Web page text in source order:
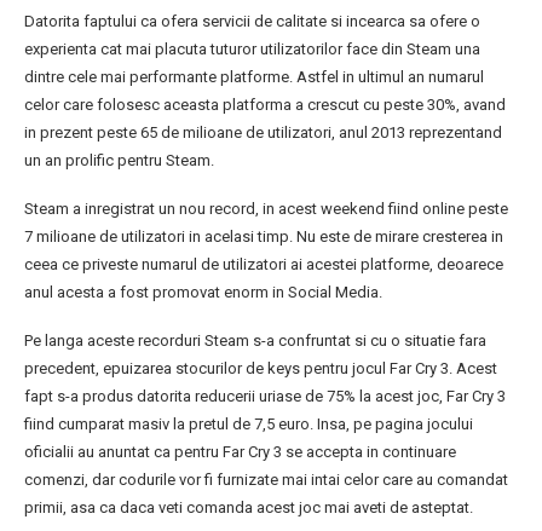
Datorita faptului ca ofera servicii de calitate si incearca sa ofere o
experienta cat mai placuta tuturor utilizatorilor face din Steam una
dintre cele mai performante platforme. Astfel in ultimul an numarul
celor care folosesc aceasta platforma a crescut cu peste 30%, avand
in prezent peste 65 de milioane de utilizatori, anul 2013 reprezentand
un an prolific pentru Steam.
Steam a inregistrat un nou record, in acest weekend fiind online peste
7 milioane de utilizatori in acelasi timp. Nu este de mirare cresterea in
ceea ce priveste numarul de utilizatori ai acestei platforme, deoarece
anul acesta a fost promovat enorm in Social Media.
Pe langa aceste recorduri Steam s-a confruntat si cu o situatie fara
precedent, epuizarea stocurilor de keys pentru jocul Far Cry 3. Acest
fapt s-a produs datorita reducerii uriase de 75% la acest joc, Far Cry 3
fiind cumparat masiv la pretul de 7,5 euro. Insa, pe pagina jocului
oficialii au anuntat ca pentru Far Cry 3 se accepta in continuare
comenzi, dar codurile vor fi furnizate mai intai celor care au comandat
primii, asa ca daca veti comanda acest joc mai aveti de asteptat.